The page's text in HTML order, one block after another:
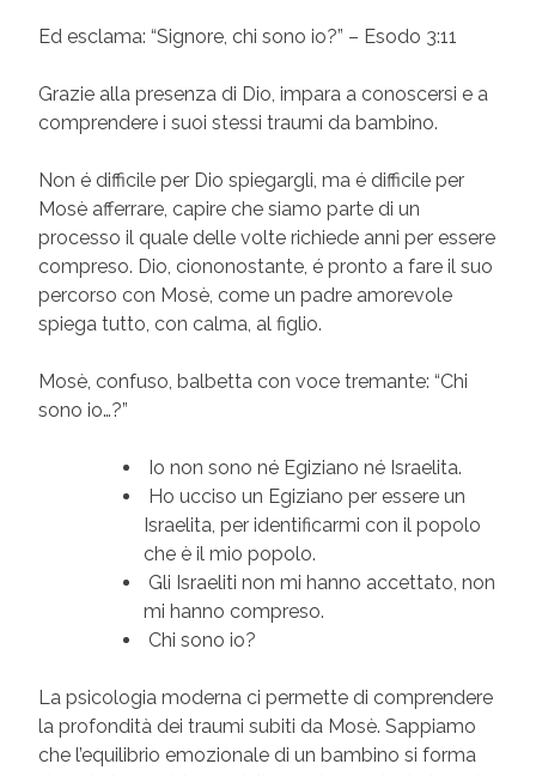
Ed esclama: “Signore, chi sono io?” – Esodo 3:11
Grazie alla presenza di Dio, impara a conoscersi e a
comprendere i suoi stessi traumi da bambino.
Non é difficile per Dio spiegargli, ma é difficile per
Mosè afferrare, capire che siamo parte di un
processo il quale delle volte richiede anni per essere
compreso. Dio, ciononostante, é pronto a fare il suo
percorso con Mosè, come un padre amorevole
spiega tutto, con calma, al figlio.
Mosè, confuso, balbetta con voce tremante: “Chi
sono io…?”
Io non sono né Egiziano né Israelita.
Ho ucciso un Egiziano per essere un
Israelita, per identificarmi con il popolo
che è il mio popolo.
Gli Israeliti non mi hanno accettato, non
mi hanno compreso.
Chi sono io?
La psicologia moderna ci permette di comprendere
la profondità dei traumi subiti da Mosè. Sappiamo
che l’equilibrio emozionale di un bambino si forma